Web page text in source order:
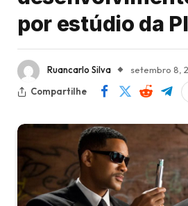
por estúdio da
Ruancarlo Silva setembro 8,
Compartilhe